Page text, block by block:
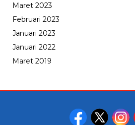
Maret 2023
Februari 2023
Januari 2023
Januari 2022
Maret 2019